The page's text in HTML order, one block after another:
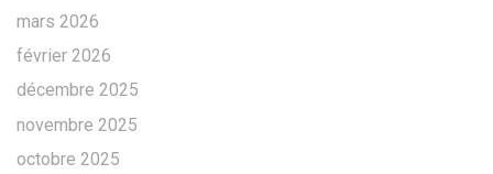
mars 2026
février 2026
décembre 2025
novembre 2025
octobre 2025